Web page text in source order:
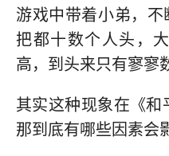
游戏中带着小弟，不
把都十数个人头，
高，到头来只有寥寥
其实这种现象在《和
那到底有哪些因素会